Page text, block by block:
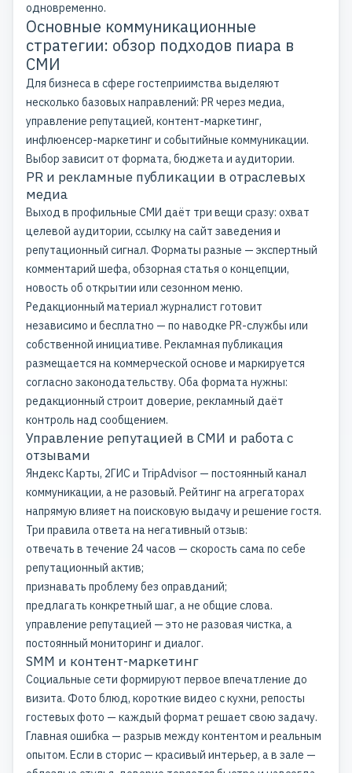
одновременно.
Основные коммуникационные
стратегии: обзор подходов пиара в
СМИ
Для бизнеса в сфере гостеприимства выделяют
несколько базовых направлений: PR через медиа,
управление репутацией, контент-маркетинг,
инфлюенсер-маркетинг и событийные коммуникации.
Выбор зависит от формата, бюджета и аудитории.
PR и рекламные публикации в отраслевых
медиа
Выход в профильные СМИ даёт три вещи сразу: охват
целевой аудитории, ссылку на сайт заведения и
репутационный сигнал. Форматы разные — экспертный
комментарий шефа, обзорная статья о концепции,
новость об открытии или сезонном меню.
Редакционный материал журналист готовит
независимо и бесплатно — по наводке PR-службы или
собственной инициативе. Рекламная публикация
размещается на коммерческой основе и маркируется
согласно законодательству. Оба формата нужны:
редакционный строит доверие, рекламный даёт
контроль над сообщением.
Управление репутацией в СМИ и работа с
отзывами
Яндекс Карты, 2ГИС и TripAdvisor — постоянный канал
коммуникации, а не разовый. Рейтинг на агрегаторах
напрямую влияет на поисковую выдачу и решение гостя.
Три правила ответа на негативный отзыв:
отвечать в течение 24 часов — скорость сама по себе
репутационный актив;
признавать проблему без оправданий;
предлагать конкретный шаг, а не общие слова.
управление репутацией — это не разовая чистка, а
постоянный мониторинг и диалог.
SMM и контент-маркетинг
Социальные сети формируют первое впечатление до
визита. Фото блюд, короткие видео с кухни, репосты
гостевых фото — каждый формат решает свою задачу.
Главная ошибка — разрыв между контентом и реальным
опытом. Если в сторис — красивый интерьер, а в зале —